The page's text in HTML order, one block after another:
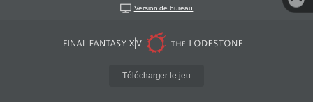
Version de bureau
Télécharger le jeu